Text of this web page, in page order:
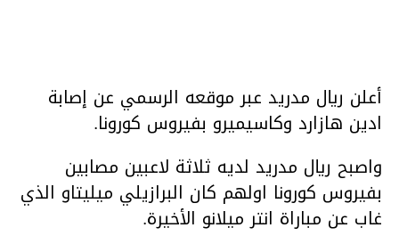
أعلن ريال مدريد عبر موقعه الرسمي عن إصابة
ادين هازارد وكاسيميرو بفيروس كورونا.
واصبح ريال مدريد لديه ثلاثة لاعبين مصابين
بفيروس كورونا اولهم كان البرازيلي ميليتاو الذي
غاب عن مباراة انتر ميلانو الأخيرة.